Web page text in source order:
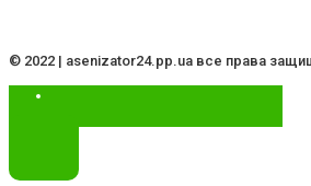
© 2022 | asenizator24.pp.ua все права